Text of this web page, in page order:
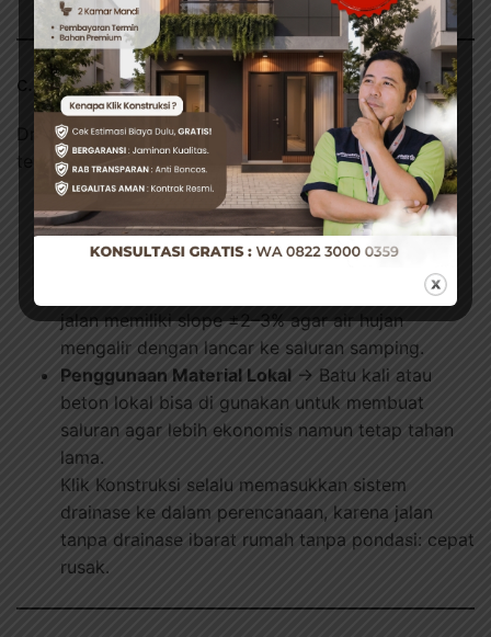
c. Sistem Drainase yang Cerdas
Drainase yang buruk akan membuat jalan mudah
tergenang, licin, bahkan cepat rusak.
Saluran Pembuangan Air Sederhana→ Bisa
berupa parit kecil di sisi jalan yang mengalirkan
→ Pastikan
jalan memiliki slope ±2–3% agar air hujan
mengalir dengan lancar ke saluran samping.
Penggunaan Material Lokal → Batu kali atau
beton lokal bisa di gunakan untuk membuat
saluran agar lebih ekonomis namun tetap tahan
lama.
Klik Konstruksi selalu memasukkan sistem
drainase ke dalam perencanaan, karena jalan
tanpa drainase ibarat rumah tanpa pondasi: cepat
rusak.